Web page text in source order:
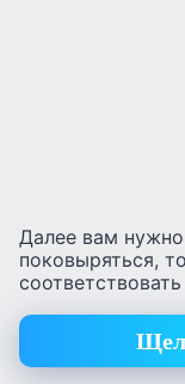
Далее вам
поковыряться,